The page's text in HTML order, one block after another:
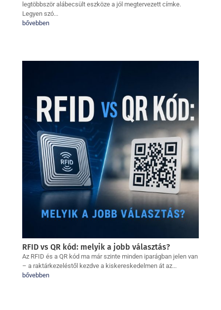
legtöbbször alábecsült eszköze a jól megtervezett címke.
Legyen szó...
bővebben
RFID vs QR kód: melyik a jobb választás?
Az RFID és a QR kód ma már szinte minden iparágban jelen van
– a raktárkezeléstől kezdve a kiskereskedelmen át az...
bővebben